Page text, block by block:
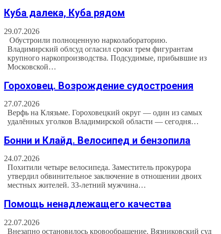
Куба далека, Куба рядом
29.07.2026
Обустроили полноценную нарколабораторию.
Владимирский облсуд огласил сроки трем фигурантам
крупного наркопроизводства. Подсудимые, прибывшие из
Московской…
Гороховец. Возрождение судостроения
27.07.2026
Верфь на Клязьме. Гороховецкий округ — один из самых
удалённых уголков Владимирской области — сегодня…
Бонни и Клайд. Велосипед и бензопила
24.07.2026
Похитили четыре велосипеда. Заместитель прокурора
утвердил обвинительное заключение в отношении двоих
местных жителей. 33-летний мужчина…
Помощь ненадлежащего качества
22.07.2026
Внезапно остановилось кровообращение. Вязниковский суд